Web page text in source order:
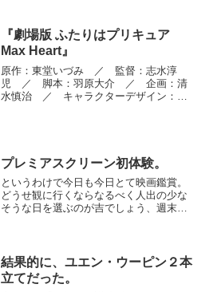
転車にて移動――出かけて...
『劇場版 ふたりはプリキュア
Max Heart』
原作：東堂いづみ ／ 監督：志水淳
児 ／ 脚本：羽原大介 ／ 企画：清
水慎治 ／ キャラクターデザイン：稲
プレミアスクリーン初体験。
というわけで今日も今日とて映画鑑賞。
どうせ観に行くならなるべく人出の少な
そうな日を選ぶのが吉でしょう、週末は
本木で観た方がいい、とい...
結果的に、ユエン・ウーピン２本
立てだった。